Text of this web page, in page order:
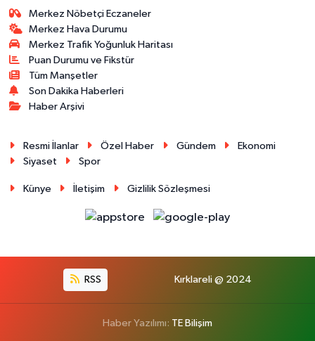
Merkez Nöbetçi Eczaneler
Merkez Hava Durumu
Merkez Trafik Yoğunluk Haritası
Puan Durumu ve Fikstür
Tüm Manşetler
Son Dakika Haberleri
Haber Arşivi
Resmi İlanlar Özel Haber Gündem
Ekonomi
Siyaset
Spor
Künye İletişim Gizlilik Sözleşmesi
RSS Kırklareli @ 2024
Haber Yazılımı: TE Bilişim